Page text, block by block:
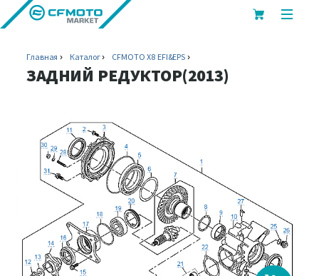
Главная Каталог CFMOTO X8 EFI&EPS
ЗАДНИЙ РЕДУКТОР(2013)